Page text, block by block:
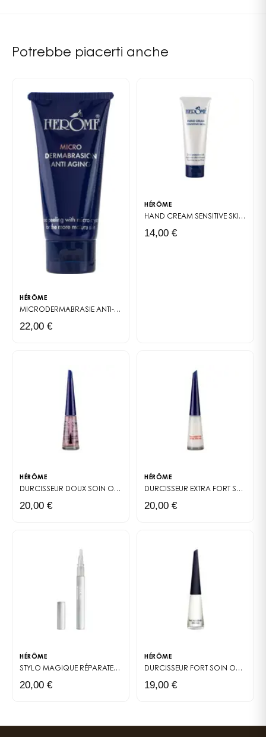
Potrebbe piacerti anche
HÉRÔME
MICRODERMABRASIE ANTI-AGE
22,00 €
HÉRÔME
HAND CREAM SENSITIVE SKIN
14,00 €
HÉRÔME
DURCISSEUR DOUX SOIN ONGLE
20,00 €
HÉRÔME
DURCISSEUR EXTRA FORT SOIN ONGLE
20,00 €
HÉRÔME
STYLO MAGIQUE RÉPARATEUR
20,00 €
HÉRÔME
DURCISSEUR FORT SOIN ONGLE
19,00 €